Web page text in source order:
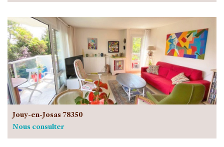
Jouy-en-Josas 78350
Nous consulter